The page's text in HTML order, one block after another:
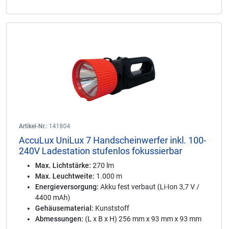
Artikel-Nr.: 141804
AccuLux UniLux 7 Handscheinwerfer inkl. 100-
240V Ladestation stufenlos fokussierbar
Max. Lichtstärke: 270 lm
Max. Leuchtweite: 1.000 m
Energieversorgung: Akku fest verbaut (Li-Ion 3,7 V /
4400 mAh)
Gehäusematerial: Kunststoff
Abmessungen: (L x B x H) 256 mm x 93 mm x 93 mm